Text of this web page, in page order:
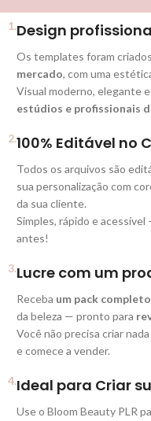
1.Design
Os templates foram
mercado, com uma
Visual moderno, elegante
estúdios e profissionais
2.100% Editável no
Todos os arquivos são
sua personalização com
da sua cliente.
Simples, rápido e
antes!
3.Lucre com um
Receba um pack
da beleza — pronto para
Você não precisa criar
e comece a vender.
4.Ideal para Criar
Use o Bloom Beauty PLR